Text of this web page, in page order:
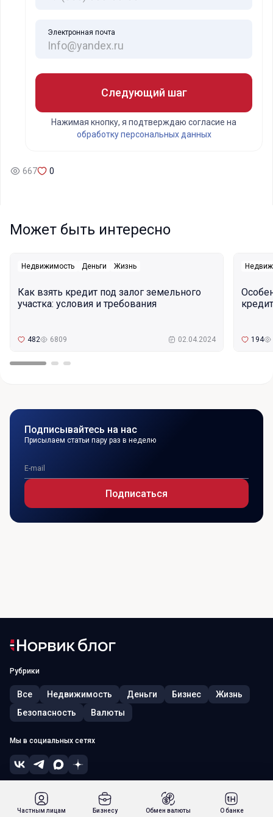
Электронная почта
Следующий шаг
Нажимая кнопку, я подтверждаю согласие на
обработку персональных данных
667 0
Может быть интересно
Недвижимость Деньги Жизнь
Как взять кредит под залог земельного
участка: условия и требования
482 6809 02.04.2024 194
Подписывайтесь на нас
Присылаем статьи пару раз в неделю
Подписаться
Рубрики
Все Недвижимость Деньги Бизнес
Жизнь
Безопасность
Валюты
Мы в социальных сетях
© 2026, ПАО «Норвик Банк». Лицензия ЦБ РФ № 902 от 09.08.2022 г.
Россия, г. Москва, 115054, ул. Зацепский Вал, д. 5
Частным лицам Бизнесу Обмен валюты О банке